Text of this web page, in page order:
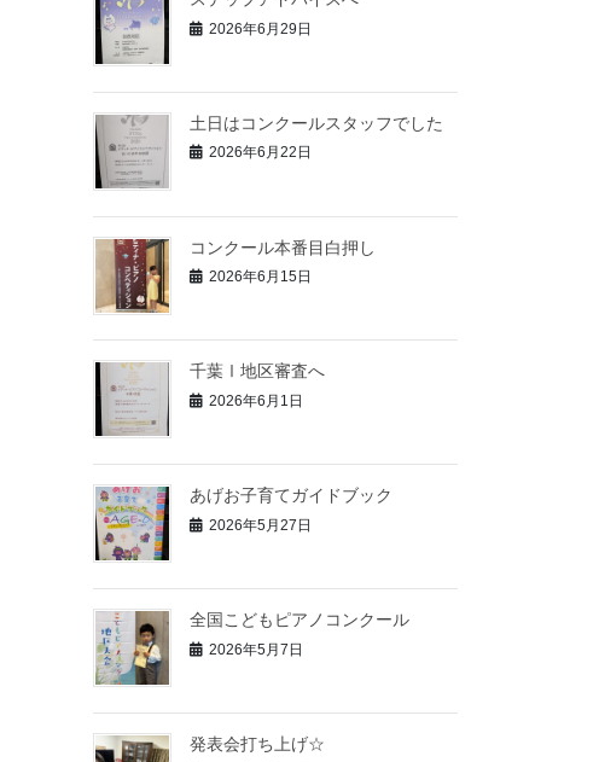
2026年6月29日
土日はコンクールスタッフでした
2026年6月22日
コンクール本番目白押し
2026年6月15日
千葉Ⅰ地区審査へ
2026年6月1日
あげお子育てガイドブック
2026年5月27日
全国こどもピアノコンクール
2026年5月7日
発表会打ち上げ☆